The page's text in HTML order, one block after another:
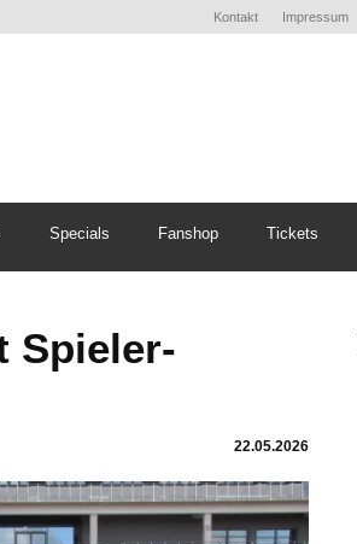
Kontakt Impressum
Specials Fanshop Tickets
Spieler-
22.05.2026